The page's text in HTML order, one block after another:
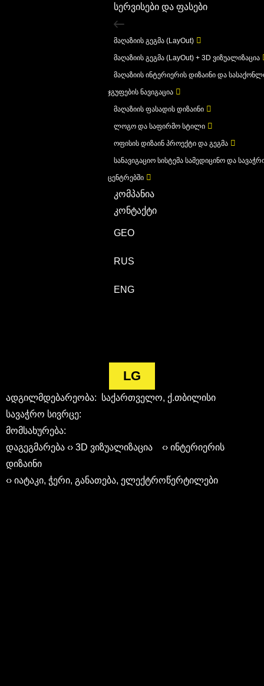
სერვისები და ფასები
მაღაზიის გეგმა (LayOut)
მაღაზიის გეგმა (LayOut) + 3D ვიზუალიზაცია
მაღაზიის ინტერიერის დიზაინი და
ჯგუფების ნავიგაცია
მაღაზიის ფასადის დიზაინი
ლოგო და საფირმო სტილი
ოფისის დიზაინ პროექტი და გეგმა
სანავიგაციო სისტემა სამედიცინო და
ცენტრებში
კომპანია
კონტაქტი
GEO
RUS
ENG
LG
ადგილმდებარეობა: საქართველო, ქ.თბილისი
სავაჭრო სივრცე:
მომსახურება:
დაგეგმარება ‹› 3D ვიზუალიზაცია ‹› ინტერიერის
დიზაინი
‹› იატაკი, ჭერი, განათება, ელექტროწერტილები